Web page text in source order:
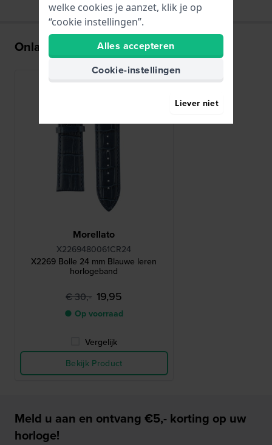
Onlangs bekeken
Morellato
X2269480061CR24
X2269 Bolle 24 mm Blauwe leren
horlogeband
€ 30,- 19,95
● Op voorraad
Vergelijk
Bekijk Product
Meld u aan en ontvang €5,- korting op uw
horloge!
welke cookies je aanzet, klik je op
“cookie instellingen”.
Alles accepteren
Cookie-instellingen
Liever niet